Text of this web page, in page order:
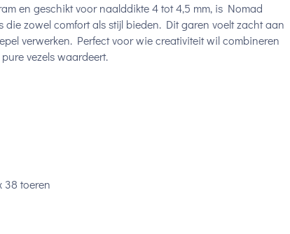
en geschikt voor naalddikte 4 tot 4,5 mm, is Nomad
die zowel comfort als stijl bieden. Dit garen voelt zacht aan
verwerken. Perfect voor wie creativiteit wil combineren
vezels waardeert.
38 toeren